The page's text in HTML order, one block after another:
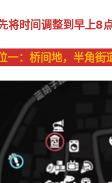
将时间调整到早上8
一：桥间地，半角